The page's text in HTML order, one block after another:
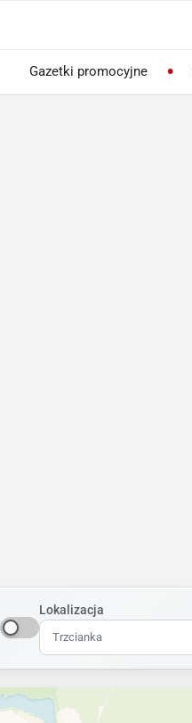
Gazetki promocyjne
Lokalizacja
Trzcianka